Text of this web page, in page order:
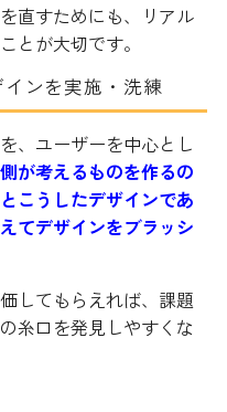
直すためにも、リアル
とが大切です。
ンを実施・洗練
、ユーザーを中心とし
が考えるものを作るの
こうしたデザインであ
てデザインをブラッシ
してもらえれば、課題
糸口を発見しやすくな